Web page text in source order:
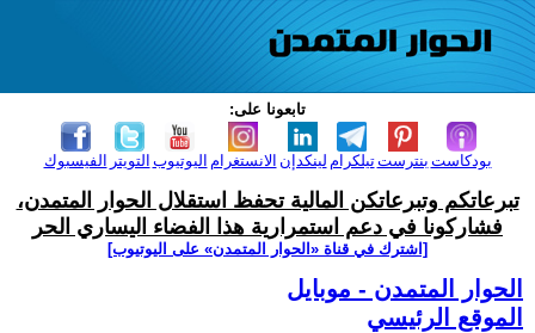
تابعونا على:
الفيسبوك التويتر اليوتيوب الانستغرام لينكدإن تيلكرامبنترست بودكاست
تبرعاتكم وتبرعاتكن المالية تحفظ استقلال الحوار المتمدن،
فشاركونا في دعم استمرارية هذا الفضاء اليساري الحر
[اشترك في قناة ‫«الحوار المتمدن» على اليوتيوب]
الحوار المتمدن - موبايل
الموقع الرئيسي